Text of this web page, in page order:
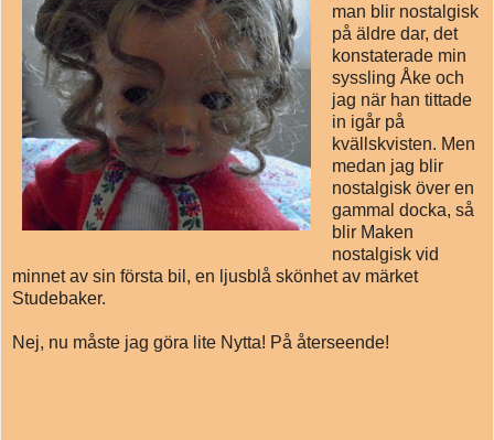
man blir nostalgisk
på äldre dar, det
konstaterade min
syssling Åke och
jag när han tittade
in igår på
kvällskvisten. Men
medan jag blir
nostalgisk över en
gammal docka, så
blir Maken
nostalgisk vid
minnet av sin första bil, en ljusblå skönhet av märket
Studebaker.
Nej, nu måste jag göra lite Nytta! På återseende!